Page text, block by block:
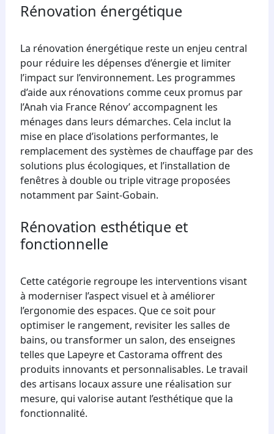
Rénovation énergétique
La rénovation énergétique reste un enjeu central
pour réduire les dépenses d’énergie et limiter
l’impact sur l’environnement. Les programmes
d’aide aux rénovations comme ceux promus par
l’Anah via France Rénov’ accompagnent les
ménages dans leurs démarches. Cela inclut la
mise en place d’isolations performantes, le
remplacement des systèmes de chauffage par des
solutions plus écologiques, et l’installation de
fenêtres à double ou triple vitrage proposées
notamment par Saint-Gobain.
Rénovation esthétique et
fonctionnelle
Cette catégorie regroupe les interventions visant
à moderniser l’aspect visuel et à améliorer
l’ergonomie des espaces. Que ce soit pour
optimiser le rangement, revisiter les salles de
bains, ou transformer un salon, des enseignes
telles que Lapeyre et Castorama offrent des
produits innovants et personnalisables. Le travail
des artisans locaux assure une réalisation sur
mesure, qui valorise autant l’esthétique que la
fonctionnalité.